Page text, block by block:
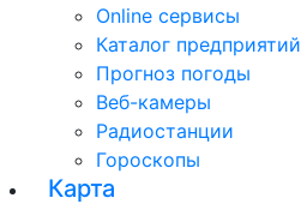
Online сервисы
Каталог предприятий
Прогноз погоды
Веб-камеры
Радиостанции
Гороскопы
Карта